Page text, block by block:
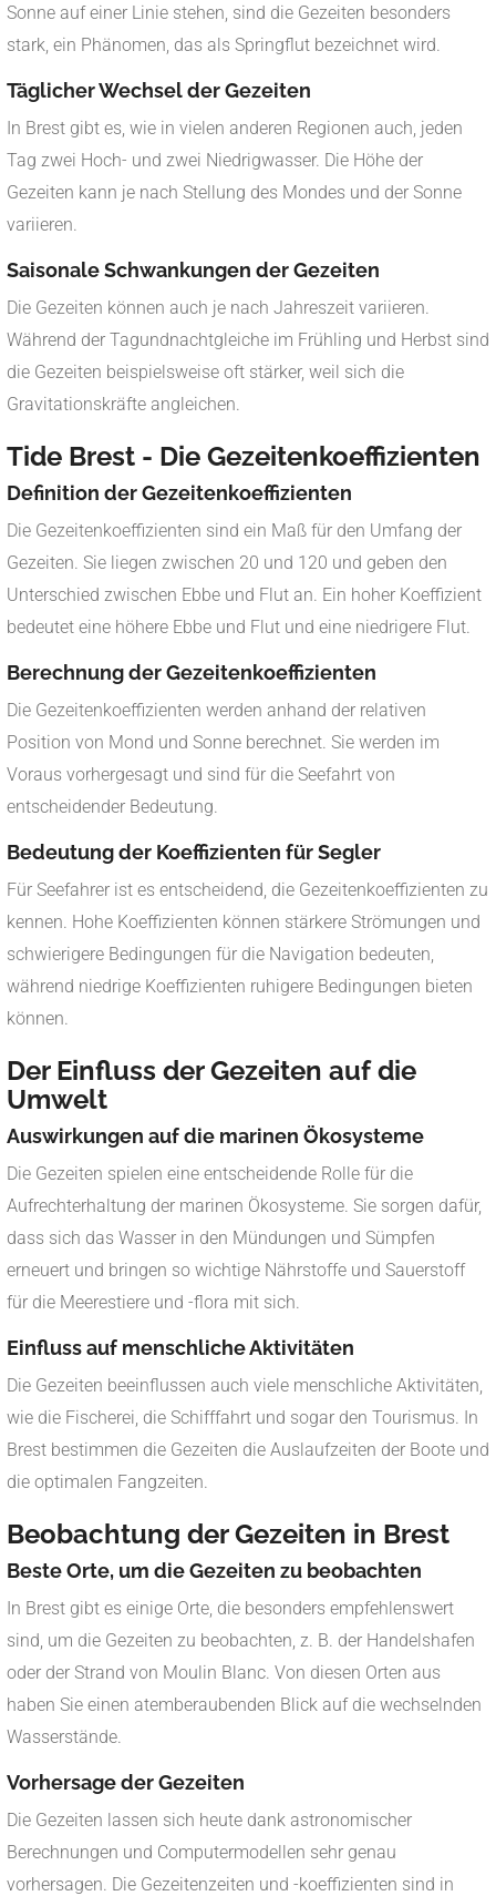
Sonne auf einer Linie stehen, sind die Gezeiten besonders
stark, ein Phänomen, das als Springflut bezeichnet wird.
Täglicher Wechsel der Gezeiten
In Brest gibt es, wie in vielen anderen Regionen auch, jeden
Tag zwei Hoch- und zwei Niedrigwasser. Die Höhe der
Gezeiten kann je nach Stellung des Mondes und der Sonne
variieren.
Saisonale Schwankungen der Gezeiten
Die Gezeiten können auch je nach Jahreszeit variieren.
Während der Tagundnachtgleiche im Frühling und Herbst sind
die Gezeiten beispielsweise oft stärker, weil sich die
Gravitationskräfte angleichen.
Tide Brest - Die Gezeitenkoeffizienten
Definition der Gezeitenkoeffizienten
Die Gezeitenkoeffizienten sind ein Maß für den Umfang der
Gezeiten. Sie liegen zwischen 20 und 120 und geben den
Unterschied zwischen Ebbe und Flut an. Ein hoher Koeffizient
bedeutet eine höhere Ebbe und Flut und eine niedrigere Flut.
Berechnung der Gezeitenkoeffizienten
Die Gezeitenkoeffizienten werden anhand der relativen
Position von Mond und Sonne berechnet. Sie werden im
Voraus vorhergesagt und sind für die Seefahrt von
entscheidender Bedeutung.
Bedeutung der Koeffizienten für Segler
Für Seefahrer ist es entscheidend, die Gezeitenkoeffizienten zu
kennen. Hohe Koeffizienten können stärkere Strömungen und
schwierigere Bedingungen für die Navigation bedeuten,
während niedrige Koeffizienten ruhigere Bedingungen bieten
können.
Der Einfluss der Gezeiten auf die
Umwelt
Auswirkungen auf die marinen Ökosysteme
Die Gezeiten spielen eine entscheidende Rolle für die
Aufrechterhaltung der marinen Ökosysteme. Sie sorgen dafür,
dass sich das Wasser in den Mündungen und Sümpfen
erneuert und bringen so wichtige Nährstoffe und Sauerstoff
für die Meerestiere und -flora mit sich.
Einfluss auf menschliche Aktivitäten
Die Gezeiten beeinflussen auch viele menschliche Aktivitäten,
wie die Fischerei, die Schifffahrt und sogar den Tourismus. In
Brest bestimmen die Gezeiten die Auslaufzeiten der Boote und
die optimalen Fangzeiten.
Beobachtung der Gezeiten in Brest
Beste Orte, um die Gezeiten zu beobachten
In Brest gibt es einige Orte, die besonders empfehlenswert
sind, um die Gezeiten zu beobachten, z. B. der Handelshafen
oder der Strand von Moulin Blanc. Von diesen Orten aus
haben Sie einen atemberaubenden Blick auf die wechselnden
Wasserstände.
Vorhersage der Gezeiten
Die Gezeiten lassen sich heute dank astronomischer
Berechnungen und Computermodellen sehr genau
vorhersagen. Die Gezeitenzeiten und -koeffizienten sind in